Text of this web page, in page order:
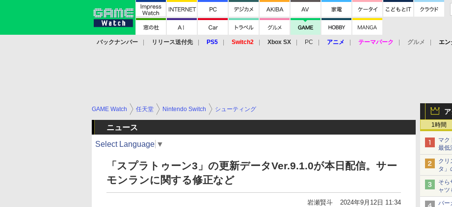
バックナンバー リリース送付先 PS5 Switch2 Xbox SX PC アニメ テーマパーク グルメ エン
1時間
マク
最低
クリ
タ」
売
組分
登場
そら
ャ
ライ
バー
GAME Watch 任天堂 Nintendo Switch シューティング
ニュース
Select Language ▼
「スプラトゥーン3」の更新データVer.9.1.0が本日配信。サー
モンランに関する修正など
岩瀬賢斗 2024年9月12日 11:34